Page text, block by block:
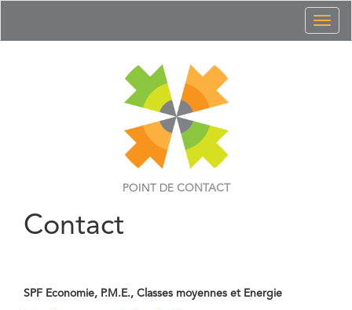
POINT DE CONTACT
Contact
SPF Economie, P.M.E., Classes moyennes et Energie